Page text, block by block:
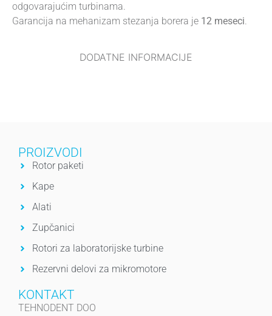
DODATNE INFORMACIJE
odgovarajućim turbinama.
Garancija na mehanizam stezanja borera je 12 meseci.
PROIZVODI
Rotor paketi
Kape
Alati
Zupčanici
Rotori za laboratorijske turbine
Rezervni delovi za mikromotore
KONTAKT
TEHNODENT DOO